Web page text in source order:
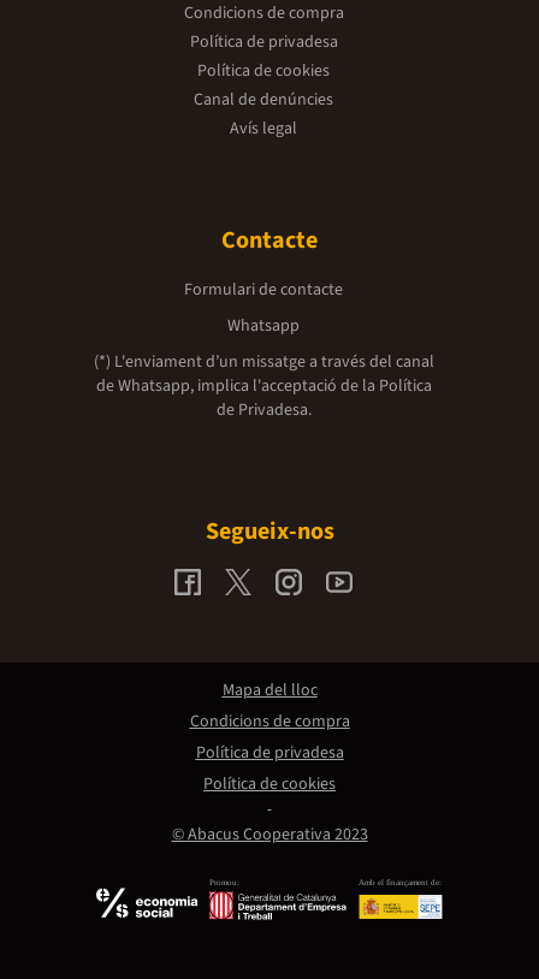
Condicions de compra
Política de privadesa
Política de cookies
Canal de denúncies
Avís legal
Contacte
Formulari de contacte
Whatsapp
(*) L'enviament d’un missatge a través del canal
de Whatsapp, implica l'acceptació de la Política
de Privadesa.
Segueix-nos
Promou: Amb el finançament de:
© Abacus Cooperativa 2023
Mapa del lloc
Condicions de compra
Política de privadesa
Política de cookies